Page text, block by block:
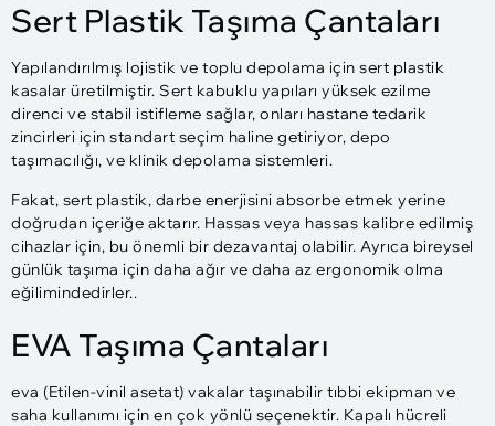
Sert Plastik Taşıma Çantaları
Yapılandırılmış lojistik ve toplu depolama için sert plastik
kasalar üretilmiştir. Sert kabuklu yapıları yüksek ezilme
direnci ve stabil istifleme sağlar, onları hastane tedarik
zincirleri için standart seçim haline getiriyor, depo
taşımacılığı, ve klinik depolama sistemleri.
Fakat, sert plastik, darbe enerjisini absorbe etmek yerine
doğrudan içeriğe aktarır. Hassas veya hassas kalibre edilmiş
cihazlar için, bu önemli bir dezavantaj olabilir. Ayrıca bireysel
günlük taşıma için daha ağır ve daha az ergonomik olma
eğilimindedirler..
EVA Taşıma Çantaları
eva (Etilen-vinil asetat) vakalar taşınabilir tıbbi ekipman ve
saha kullanımı için en çok yönlü seçenektir. Kapalı hücreli